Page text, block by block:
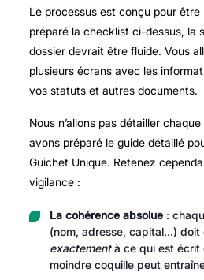
Le processus est conçu pour être
préparé la checklist ci-dessus, la
dossier devrait être fluide. Vous
plusieurs écrans avec les
vos statuts et autres documents.
Nous n’allons pas détailler
avons préparé le guide détaillé
Guichet Unique. Retenez
vigilance :
La cohérence absolue:
(nom, adresse, capital…) doit
exactementà ce qui est écrit
moindre coquille peut